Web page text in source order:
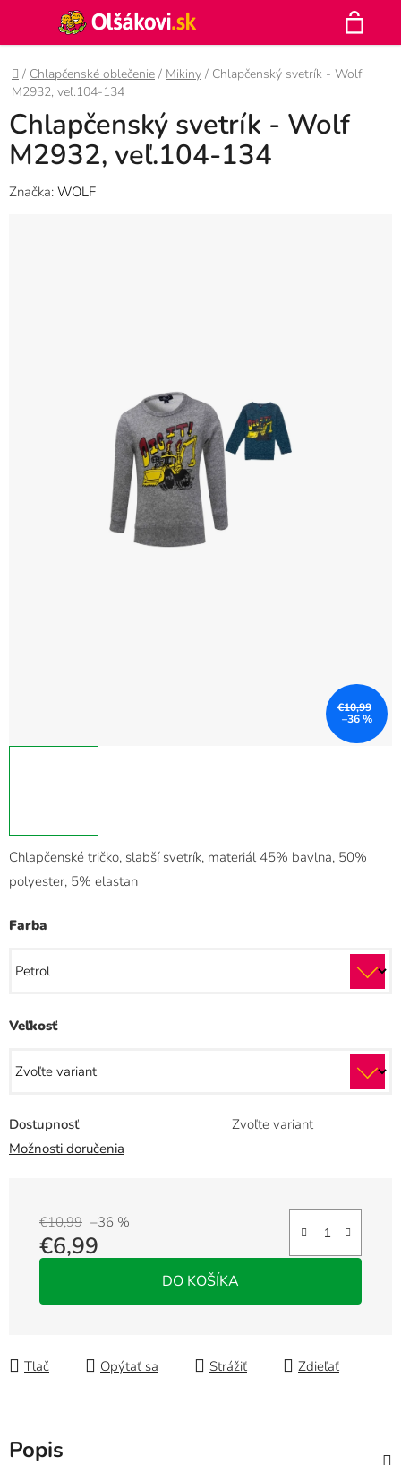
obsah
Hľadať
Domov
/ Chlapčenské oblečenie / Mikiny / Chlapčenský svetrík - Wolf
M2932, veľ.104-134
Chlapčenské tričko, slabší svetrík, materiál 45% bavlna, 50%
polyester, 5% elastan
Farba
Veľkosť
Dostupnosť
Zvoľte variant
Možnosti doručenia
€10,99 –36 %
€6,99
DO KOŠÍKA
Tlač Opýtať sa Strážiť Zdieľať
Chlapčenský svetrík - Wolf
M2932, veľ.104-134
Značka: WOLF
€10,99
–36 %
Popis